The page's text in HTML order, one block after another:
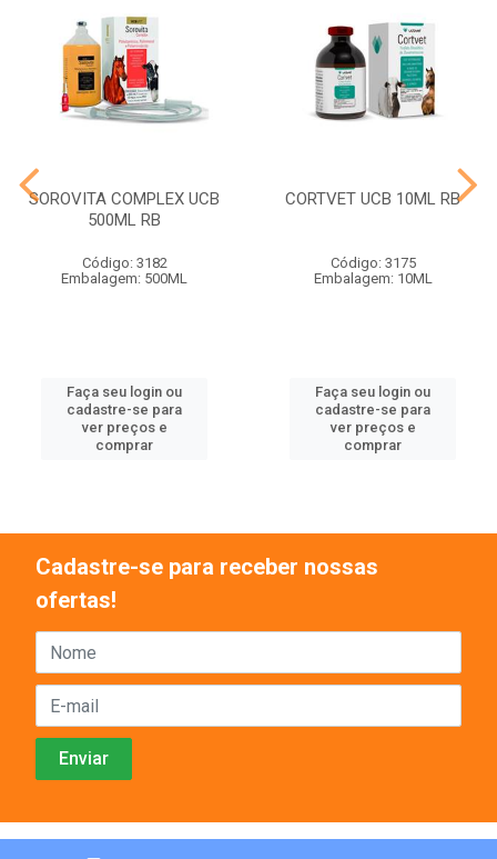
SOROVITA COMPLEX UCB
500ML RB
Código: 3182
Embalagem: 500ML
Faça seu login ou
cadastre-se para
ver preços e
comprar
CORTVET UCB 10ML RB
Código: 3175
Embalagem: 10ML
Faça seu login ou
cadastre-se para
ver preços e
comprar
Cadastre-se para receber nossas
ofertas!